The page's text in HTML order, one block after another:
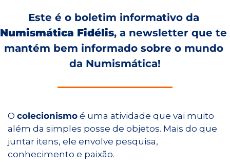
Numismática Fidélis, a newsletter que te
mantém bem informado sobre o mundo
da Numismática!
O colecionismo é uma atividade que vai muito
além da simples posse de objetos. Mais do que
juntar itens, ele envolve pesquisa,
conhecimento e paixão.